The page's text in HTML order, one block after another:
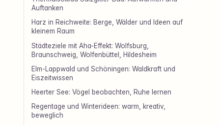
Auftanken
Harz in Reichweite: Berge, Wälder und Ideen auf
kleinem Raum
Städteziele mit Aha-Effekt: Wolfsburg,
Braunschweig, Wolfenbüttel, Hildesheim
Elm-Lappwald und Schöningen: Waldkraft und
Eiszeitwissen
Heerter See: Vögel beobachten, Ruhe lernen
Regentage und Winterideen: warm, kreativ,
beweglich